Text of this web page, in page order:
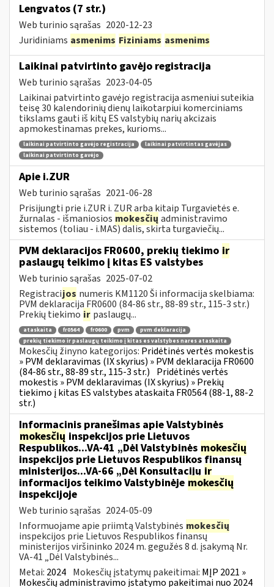
Lengvatos (7 str.)
Web turinio sąrašas 2020-12-23
Juridiniams asmenims Fiziniams asmenims
Laikinai patvirtinto gavėjo registracija
Web turinio sąrašas 2023-04-05
Laikinai patvirtinto gavėjo registracija asmeniui suteikia
teisę 30 kalendorinių dienų laikotarpiui komerciniams
tikslams gauti iš kitų ES valstybių narių akcizais
apmokestinamas prekes, kurioms...
laikinai patvirtinto gavėjo registracija
laikinai patvirtintas gavėjas
laikinai patvirtinto gavėjo
Apie i.ZUR
Web turinio sąrašas 2021-06-28
Prisijungti prie i.ZUR i. ZUR arba kitaip Turgavietės e.
žurnalas - išmaniosios mokesčių administravimo
sistemos (toliau - i.MAS) dalis, skirta turgaviečių...
PVM deklaracijos FR0600, prekių tiekimo ir
paslaugų teikimo į kitas ES valstybes
Web turinio sąrašas 2025-07-02
Registracijos numeris KM1120 Ši informacija skelbiama:
PVM deklaracija FR0600 (84-86 str., 88-89 str., 115-3 str.)
Prekių tiekimo ir paslaugų...
ataskaita fr0564 fr0600 pvm
pvm deklaracija
prekių tiekimo ir paslaugų teikimo į kitas es valstybes nares ataskaita
Mokesčių žinyno kategorijos: Pridėtinės vertės mokestis
» PVM deklaravimas (IX skyrius) » PVM deklaracija FR0600
(84-86 str., 88-89 str., 115-3 str.) Pridėtinės vertės
mokestis » PVM deklaravimas (IX skyrius) » Prekių
tiekimo į kitas ES valstybes ataskaita FR0564 (88-1, 88-2
str.)
Informacinis pranešimas apie Valstybinės
mokesčių inspekcijos prie Lietuvos
Respublikos...VA-41 „Dėl Valstybinės mokesčių
inspekcijos prie Lietuvos Respublikos finansų
ministerijos...VA-66 „Dėl Konsultacijų ir
informacijos teikimo Valstybinėje mokesčių
inspekcijoje
Web turinio sąrašas 2024-05-09
Informuojame apie priimtą Valstybinės mokesčių
inspekcijos prie Lietuvos Respublikos finansų
ministerijos viršininko 2024 m. gegužės 8 d. įsakymą Nr.
VA-41 „Dėl Valstybinės...
Metai: 2024 Mokesčių įstatymų pakeitimai: MĮP 2021 »
Mokesčių administravimo įstatymo pakeitimai nuo 2024